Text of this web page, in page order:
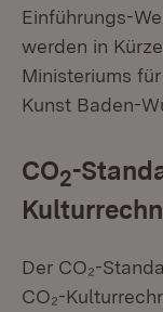
Einführungs-
werden in
Ministeriums
Kunst Baden-
CO2-
Der CO₂-
CO₂-